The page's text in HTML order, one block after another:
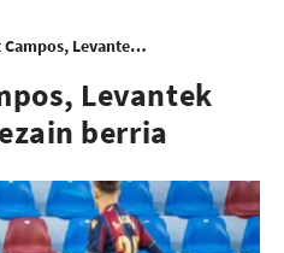
Pablo Cuñat Campos, Levantek utzita, SDAko atezain berria
Levantek
berria